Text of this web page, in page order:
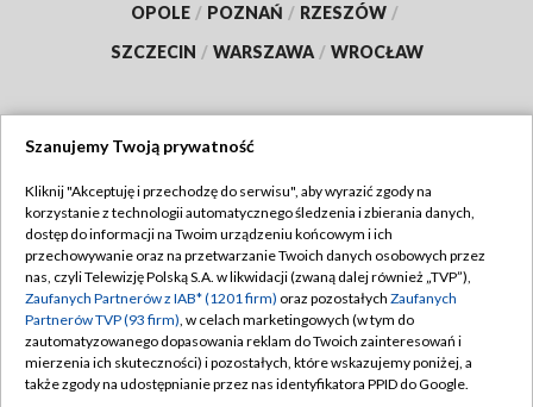
OPOLE / POZNAŃ / RZESZÓW /
SZCZECIN / WARSZAWA / WROCŁAW
TVP
Abonament TVP
Emisja w TVP
Centrum informacji TVP
Naziemna Telewizja Cyfrowa
Regulamin TVP
Polityka prywatności
Moje zgody
Pomoc
Szanujemy Twoją prywatność
Kliknij "Akceptuję i przechodzę do serwisu", aby wyrazić zgody na
korzystanie z technologii automatycznego śledzenia i zbierania danych,
dostęp do informacji na Twoim urządzeniu końcowym i ich
przechowywanie oraz na przetwarzanie Twoich danych osobowych przez
nas, czyli Telewizję Polską S.A. w likwidacji (zwaną dalej również „TVP”),
Zaufanych Partnerów z IAB* (1201 firm) oraz pozostałych Zaufanych
Partnerów TVP (93 firm), w celach marketingowych (w tym do
zautomatyzowanego dopasowania reklam do Twoich zainteresowań i
mierzenia ich skuteczności) i pozostałych, które wskazujemy poniżej, a
także zgody na udostępnianie przez nas identyfikatora PPID do Google.